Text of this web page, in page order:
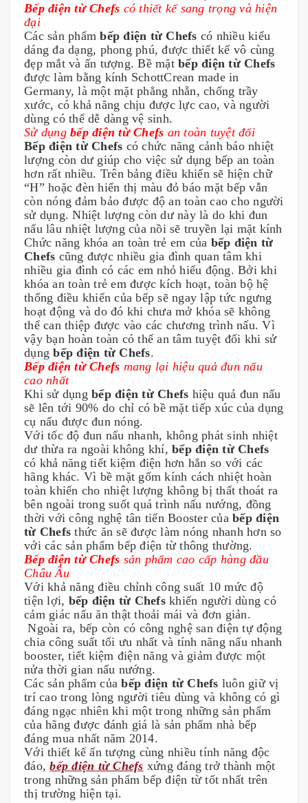
Bếp điện từ Chefs có thiết kế sang trọng và hiện
đại
Các sản phẩm bếp điện từ Chefs có nhiều kiểu
dáng đa dạng, phong phú, được thiết kế vô cùng
đẹp mắt và ấn tượng. Bề mặt bếp điện từ Chefs
được làm bằng kính SchottCrean made in
Germany, là một mặt phẳng nhẵn, chống trầy
xước, có khả năng chịu được lực cao, và người
dùng có thể dễ dàng vệ sinh.
Sử dụng bếp điện từ Chefs an toàn tuyệt đối
Bếp điện từ Chefs có chức năng cảnh báo nhiệt
lượng còn dư giúp cho việc sử dụng bếp an toàn
hơn rất nhiều. Trên bảng điều khiển sẽ hiện chữ
“H” hoặc đèn hiển thị màu đỏ báo mặt bếp vẫn
còn nóng đảm bảo được độ an toàn cao cho người
sử dụng. Nhiệt lượng còn dư này là do khi đun
nấu lâu nhiệt lượng của nồi sẽ truyền lại mặt kính
Chức năng khóa an toàn trẻ em của bếp điện từ
Chefs cũng được nhiều gia đình quan tâm khi
nhiều gia đình có các em nhỏ hiếu động. Bởi khi
khóa an toàn trẻ em được kích hoạt, toàn bộ hệ
thống điều khiển của bếp sẽ ngay lập tức ngưng
hoạt động và do đó khi chưa mở khóa sẽ không
thể can thiệp được vào các chương trình nấu. Vì
vậy bạn hoàn toàn có thể an tâm tuyệt đối khi sử
dụng bếp điện từ Chefs.
Bếp điện từ Chefs mang lại hiệu quả đun nấu
cao nhất
Khi sử dụng bếp điện từ Chefs hiệu quả đun nấu
sẽ lên tới 90% do chỉ có bề mặt tiếp xúc của dụng
cụ nấu được đun nóng.
Với tốc độ đun nấu nhanh, không phát sinh nhiệt
dư thừa ra ngoài không khí,
có khả năng tiết kiệm điện hơn hẳn so với các
hãng khác. Vì bề mặt gốm kính cách nhiệt hoàn
toàn khiến cho nhiệt lượng không bị thất thoát ra
bên ngoài trong suốt quá trình nấu nướng, đồng
thời với công nghệ tân tiến Booster của bếp điện
từ Chefs thức ăn sẽ được làm nóng nhanh hơn so
với các sản phẩm bếp điện từ thông thường.
Bếp điện từ Chefs sản phẩm cao cấp hàng đầu
Châu Âu
Với khả năng điều chỉnh công suất 10 mức độ
tiện lợi, bếp điện từ Chefs khiến người dùng có
cảm giác nấu ăn thật thoải mái và đơn giản.
Ngoài ra, bếp còn có công nghệ san điện tự động
chia công suất tối ưu nhất và tính năng nấu nhanh
booster, tiết kiệm điện năng và giảm được một
nửa thời gian nấu nướng.
Các sản phẩm của bếp điện từ Chefs luôn giữ vị
trí cao trong lòng người tiêu dùng và không có gì
đáng ngạc nhiên khi một trong những sản phẩm
của hãng được đánh giá là sản phẩm nhà bếp
đáng mua nhất năm 2014.
Với thiết kế ấn tượng cùng nhiều tính năng độc
đáo, bếp điện từ Chefs xứng đáng trở thành một
trong những sản phẩm bếp điện từ tốt nhất trên
thị trường hiện tại.